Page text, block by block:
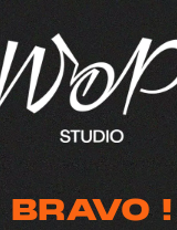
BRAVO !